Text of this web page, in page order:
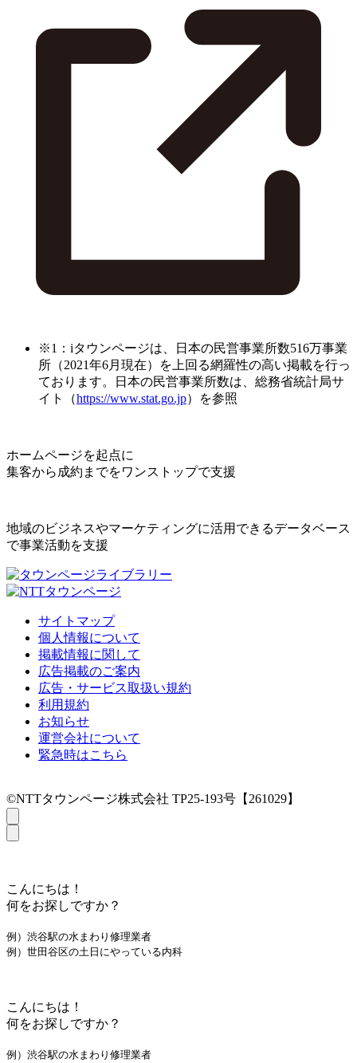
※1：iタウンページは、日本の民営事業所数516万事業
所（2021年6月現在）を上回る網羅性の高い掲載を行っ
ております。日本の民営事業所数は、総務省統計局サ
イト（https://www.stat.go.jp）を参照
ホームページを起点に
集客から成約までをワンストップで支援
地域のビジネスやマーケティングに活用できるデータベース
で事業活動を支援
サイトマップ
個人情報について
掲載情報に関して
広告掲載のご案内
広告・サービス取扱い規約
利用規約
お知らせ
運営会社について
緊急時はこちら
©NTTタウンページ株式会社 TP25-193号【261029】
こんにちは！
何をお探しですか？
例）渋谷駅の水まわり修理業者
例）世田谷区の土日にやっている内科
こんにちは！
何をお探しですか？
例）渋谷駅の水まわり修理業者